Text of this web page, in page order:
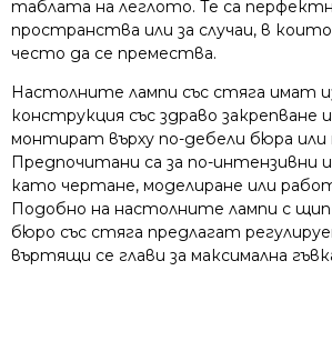
таблата на леглото. Те са
пространства или за случаи, в
често да се премества.
Настолните лампи със стяга имат
конструкция със здраво закрепване
монтират върху по-дебели бюра или
Предпочитани са за по-интензивни
като чертане, моделиране или
Подобно на настолните лампи с
бюро със стяга предлагат
въртящи се глави за максимална